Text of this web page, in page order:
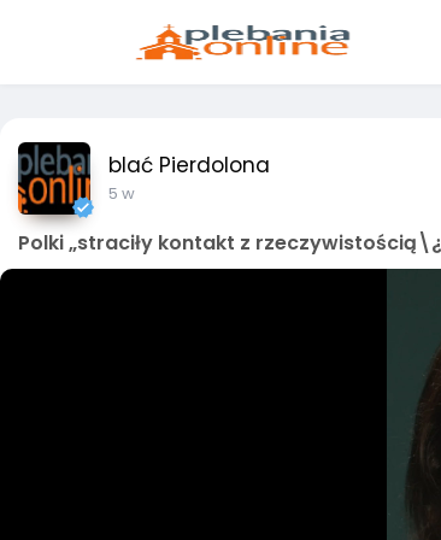
blać Pierdolona
5 w
Polki „straciły kontakt z rzeczywistością\¿